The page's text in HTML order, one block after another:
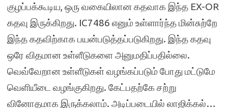
குழப்பக்கூடிய, ஒரு வகையிலான கதவாக இந்த EX-OR
கதவு இருக்கிறது. IC7486 எனும் உள்ளார்ந்த மின்சுற்றே
இந்த கதவிற்காக பயன்படுத்தப்படுகிறது. இந்த கதவு
ஒரே விதமான உள்ளீடுகளை அனுமதிப்பதில்லை.
வெவ்வேறான உள்ளீடுகள் வழங்கப்படும் போது மட்டுமே
வெளியீடை வழங்குகிறது. கேட்பதற்கே சற்று
வினோதமாக இருக்கலாம். அடிப்படையில் லாஜிக்கல்…